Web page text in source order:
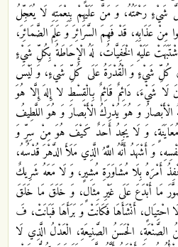
رَحْمَتُهُ، وَ مَنَّ عَلَيْهِمْ بِنِعْمَتِهِ لَا يُعَجِّلُ
مِنْ عَذَابِهِ، قَدْ فَهِمَ السَّرَائِرَ وَ عَلِمَ الضَّمَائِرَ،
عَلَيْهِ الْخَفِيَّاتُ، لَهُ الْإِحَاطَةُ بِكُلِّ شَيْ‏ءٍ
كُلِّ شَيْ‏ءٍ وَ الْقُدْرَةُ عَلَى كُلِّ شَيْ‏ءٍ، وَ لَيْسَ
شَيْ‏ءَ، دَائِمٌ قَائِمٌ‏ بِالْقِسْطِ لا إِلهَ إِلَّا هُوَ
وَ هُوَ يُدْرِكُ الْأَبْصارَ وَ هُوَ اللَّطِيفُ
وَ لَا يَجِدُ أَحَدٌ كَيْفَ هُوَ مِنْ سِرٍّ وَ
وَ أَشْهَدُ أَنَّهُ اللَّهُ الَّذِي مَلَأَ الدَّهْرَ قُدْسُهُ،
أَمْرَهُ بِلَا مُشَاوَرَةِ مُشِيرٍ، وَ لَا مَعَهُ شَرِيكٌ
مَا أَبْدَعَ عَلَى غَيْرِ مِثَالٍ، وَ خَلَقَ مَا خَلَقَ
أَنْشَأَهَا فَكَانَتْ وَ بَرَأَهَا فَبَانَتْ، فَ
الصَّنْعَةِ، الْحَسَنُ الصَّنِيعَةِ، الْعَدْلُ الَّذِي لَا